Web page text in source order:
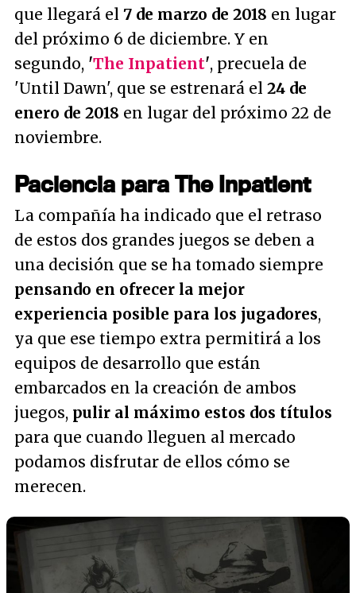
que llegará el 7 de marzo de 2018 en lugar
del próximo 6 de diciembre. Y en
segundo, 'The Inpatient', precuela de
'Until Dawn', que se estrenará el 24 de
enero de 2018 en lugar del próximo 22 de
noviembre.
Paciencia para The Inpatient
La compañía ha indicado que el retraso
de estos dos grandes juegos se deben a
una decisión que se ha tomado siempre
pensando en ofrecer la mejor
experiencia posible para los jugadores,
ya que ese tiempo extra permitirá a los
equipos de desarrollo que están
embarcados en la creación de ambos
juegos, pulir al máximo estos dos títulos
para que cuando lleguen al mercado
podamos disfrutar de ellos cómo se
merecen.